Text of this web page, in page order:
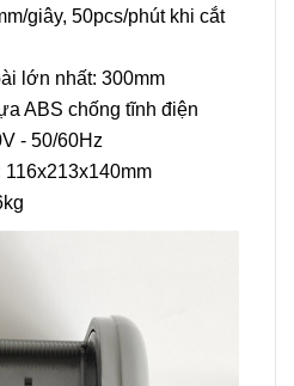
giây, 50pcs/phút khi cắt
lớn nhất: 300mm
ABS chống tĩnh điện
- 50/60Hz